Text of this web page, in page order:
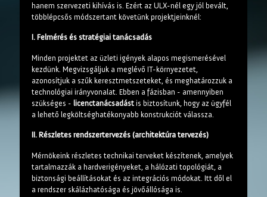
hanem szervezeti kihívás is. Ezért az ULX-nél egy jól bevált,
többlépcsős módszertant követünk projektjeinknél:
I. Felmérés és stratégiai tanácsadás
Minden projektet az üzleti igények alapos megismerésével
kezdünk. Megvizsgáljuk a meglévő IT-környezetet,
azonosítjuk a szűk keresztmetszeteket, és meghatározzuk a
technológiai irányvonalat. Ebben a fázisban - amennyiben
szükséges - licenctanácsadást is biztosítunk, hogy az ügyfél
a lehető legköltséghatékonyabb konstrukciót válassza.
II. Részletes rendszertervezés (architektúra tervezés)
Mérnökeink részletes technikai terveket készítenek, amelyek
tartalmazzák a hardverigényeket, a hálózati topológiát, a
biztonsági beállításokat és az integrációs módokat. Itt dől el
a rendszer skálázhatósága és jövőállósága is.